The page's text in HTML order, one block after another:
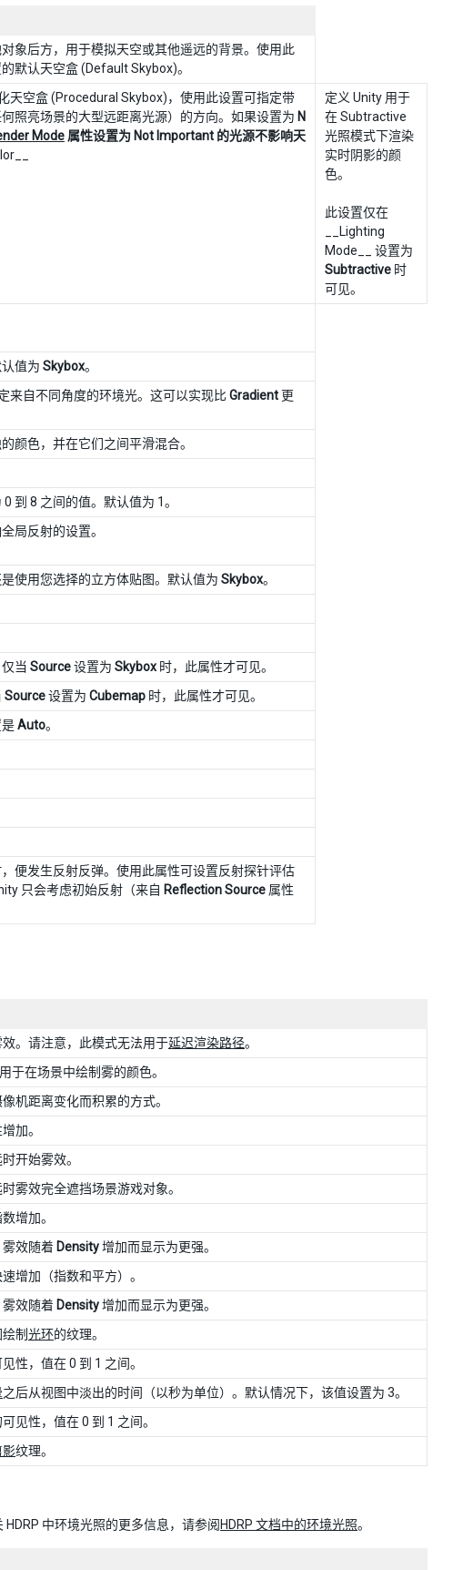
象后方，用于模拟天空或其他遥远的背景。使用此
默认天空盒 (Default Skybox)。
天空盒 (Procedural Skybox)，使用此设置可指定带
照亮场景的大型远距离光源）的方向。如果设置为 N
Mode 属性设置为 Not Important 的光源不影响天
定义 Unity 用于
在 Subtractive
光照模式下渲染
实时阴影的颜
色。
此设置仅在
__Lighting
Mode__ 设置为
Subtractive 时
可见。
值为 Skybox。
来自不同角度的环境光。这可以实现比Gradient 更
颜色，并在它们之间平滑混合。
到 8 之间的值。默认值为 1。
局反射的设置。
使用您选择的立方体贴图。默认值为 Skybox。
当 Source设置为 Skybox 时，此属性才可见。
Source设置为 Cubemap 时，此属性才可见。
Auto。
便发生反射反弹。使用此属性可设置反射探针评估
只会考虑初始反射（来自 Reflection Source 属性
。请注意，此模式无法用于延迟渲染路径。
于在场景中绘制雾的颜色。
机距离变化而积累的方式。
加。
开始雾效。
雾效完全遮挡场景游戏对象。
增加。
效随着 Density增加而显示为更强。
增加（指数和平方）。
效随着 Density增加而显示为更强。
制光环的纹理。
性，值在 0 到 1 之间。
之后从视图中淡出的时间（以秒为单位）。默认情况下，该值设置为 3。
见性，值在 0 到 1 之间。
影纹理。
中环境光照的更多信息，请参阅 HDRP 文档中的环境光照。